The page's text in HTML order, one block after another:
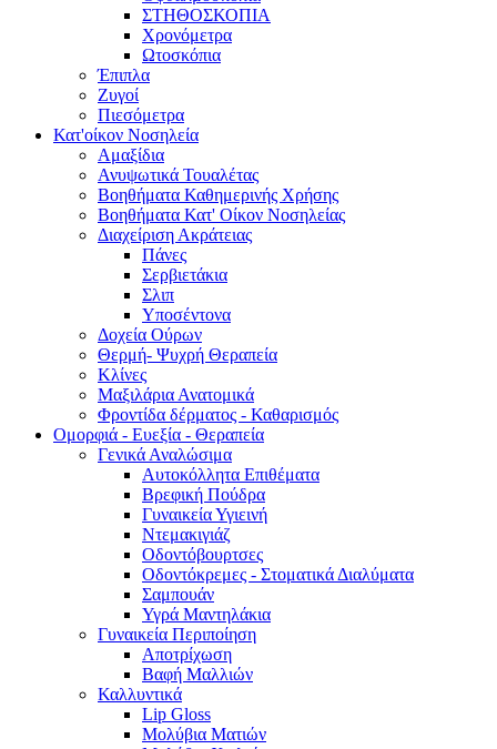
ΣΤΗΘΟΣΚΟΠΙΑ
Χρονόμετρα
Ωτοσκόπια
Έπιπλα
Ζυγοί
Πιεσόμετρα
Κατ'οίκον Νοσηλεία
Αμαξίδια
Ανυψωτικά Τουαλέτας
Βοηθήματα Καθημερινής Χρήσης
Βοηθήματα Κατ' Οίκον Νοσηλείας
Διαχείριση Ακράτειας
Πάνες
Σερβιετάκια
Σλιπ
Υποσέντονα
Δοχεία Ούρων
Θερμή- Ψυχρή Θεραπεία
Κλίνες
Μαξιλάρια Ανατομικά
Φροντίδα δέρματος - Καθαρισμός
Ομορφιά - Ευεξία - Θεραπεία
Γενικά Αναλώσιμα
Αυτοκόλλητα Επιθέματα
Βρεφική Πούδρα
Γυναικεία Υγιεινή
Ντεμακιγιάζ
Οδοντόβουρτσες
Οδοντόκρεμες - Στοματικά Διαλύματα
Σαμπουάν
Υγρά Μαντηλάκια
Γυναικεία Περιποίηση
Αποτρίχωση
Βαφή Μαλλιών
Καλλυντικά
Lip Gloss
Μολύβια Ματιών